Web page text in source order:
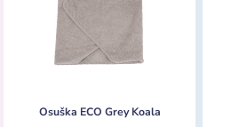
Osuška ECO Grey Koala